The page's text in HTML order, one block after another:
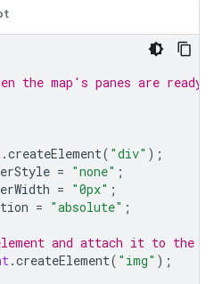
the map's panes are ready
.createElement( "div" );
= "none" ;
= "0px" ;
= "absolute" ;
and attach it to the
.createElement( "img" );